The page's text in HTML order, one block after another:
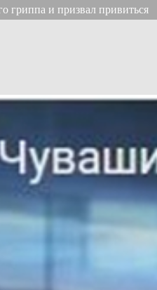
гриппа и призвал привиться